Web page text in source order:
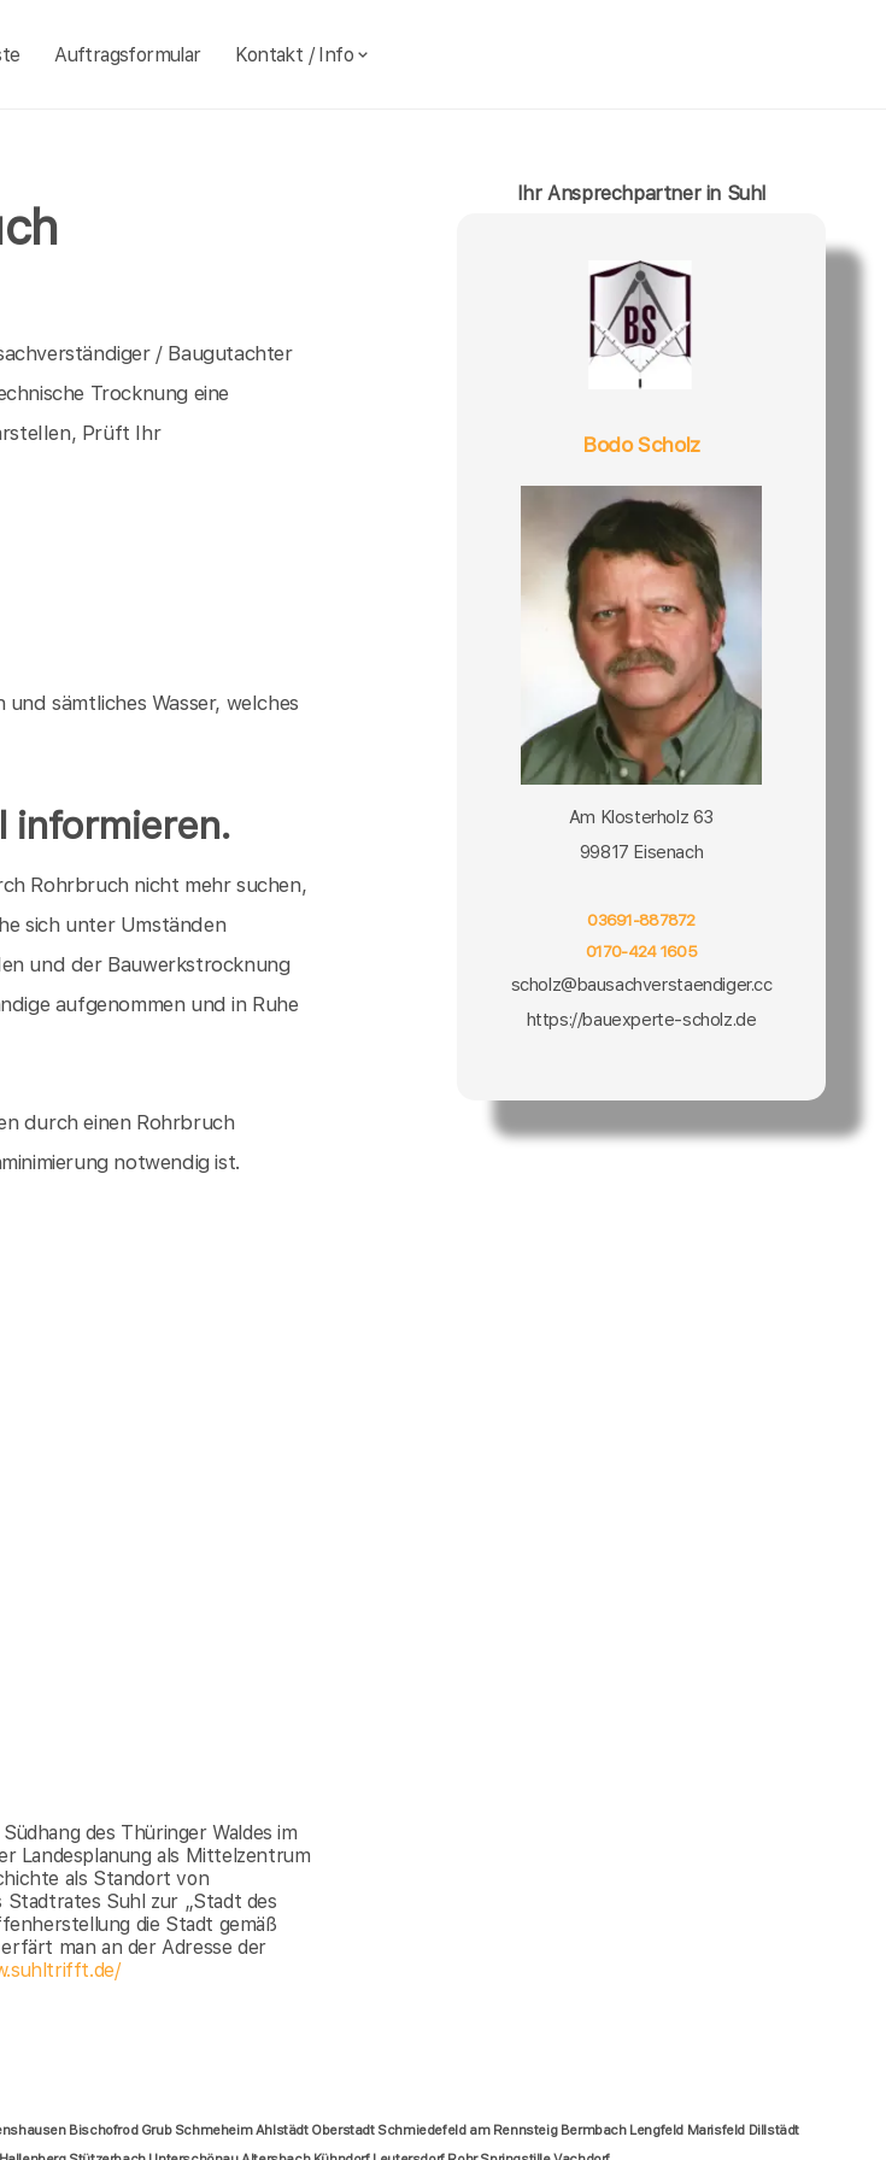
Auftragsformular Kontakt / Info
/ Baugutachter
Trocknung eine
Prüft Ihr
sämtliches Wasser, welches
informieren.
Rohrbruch nicht mehr suchen,
sich unter Umständen
und der Bauwerkstrocknung
aufgenommen und in Ruhe
durch einen Rohrbruch
notwendig ist.
des Thüringer Waldes im
Landesplanung als Mittelzentrum
als Standort von
Stadtrates Suhl zur „Stadt des
die Stadt gemäß
man an der Adresse der
Ihr Ansprechpartner in Suhl
Bodo Scholz
Am Klosterholz 63
99817 Eisenach
03691-887872
0170-424 1605
scholz@bausachverstaendiger.cc
https://bauexperte-scholz.de
Bischofrod Grub Schmeheim Ahlstädt Oberstadt Schmiedefeld am Rennsteig Bermbach Lengfeld Marisfeld Dillstädt